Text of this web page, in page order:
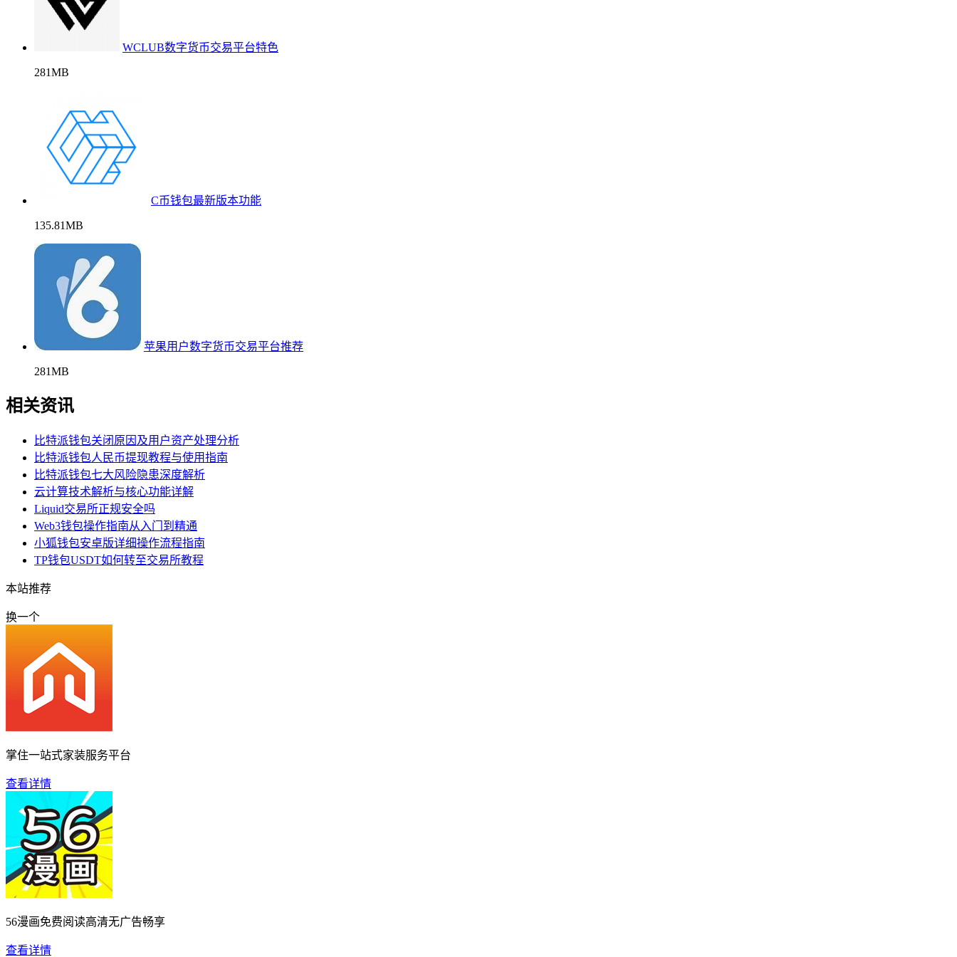
WCLUB数字货币交易平台特色
281MB
C币钱包最新版本功能
135.81MB
苹果用户数字货币交易平台推荐
281MB
相关资讯
比特派钱包关闭原因及用户资产处理分析
比特派钱包人民币提现教程与使用指南
比特派钱包七大风险隐患深度解析
云计算技术解析与核心功能详解
Liquid交易所正规安全吗
Web3钱包操作指南从入门到精通
小狐钱包安卓版详细操作流程指南
TP钱包USDT如何转至交易所教程
本站推荐
换一个
掌住一站式家装服务平台
查看详情
56漫画免费阅读高清无广告畅享
查看详情